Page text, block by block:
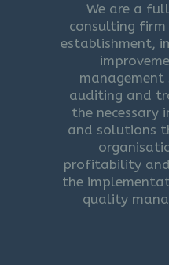
We are a
consulting firm
establishment,
auditing and
the
and solutions
profitability
the
quality